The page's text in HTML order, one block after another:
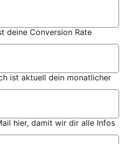
deine Conversion Rate
ist aktuell dein monatlicher
hier, damit wir dir alle Infos